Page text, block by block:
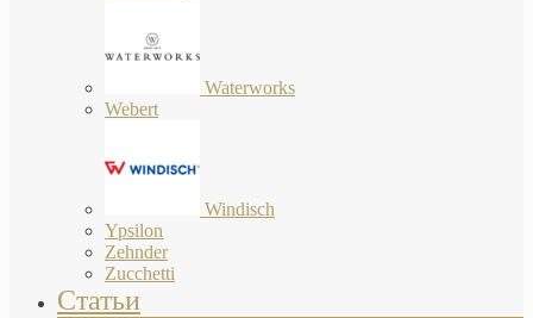
Waterworks
Webert
Windisch
Ypsilon
Zehnder
Zucchetti
Статьи